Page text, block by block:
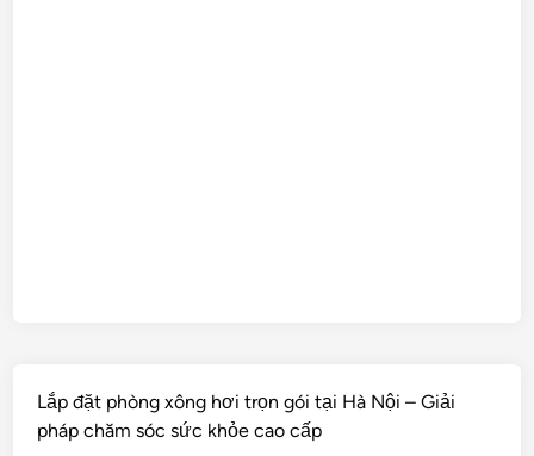
Lắp đặt phòng xông hơi trọn gói tại Hà Nội – Giải
pháp chăm sóc sức khỏe cao cấp